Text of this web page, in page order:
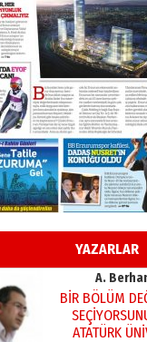
YAZARLAR
28
Ahmet
Ahmed
Alperen…
Hakka
26 Mart
Cem
Ardında
gönül adamı
13 Mayıs
Esat
Başkan
bir vizyon
02 Ağustos
Kadir
29 Haziran